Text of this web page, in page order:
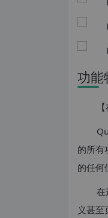
功能
的所有
的任何
在
义甚